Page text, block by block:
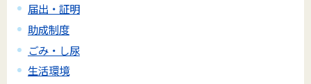
届出・証明
助成制度
ごみ・し尿
生活環境